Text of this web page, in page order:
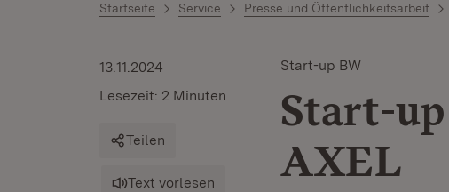
Startseite Service Presse und Öffentlichkeitsarbeit
Start-up BW
Start-
AXEL
13.11.2024
Lesezeit: 2 Minuten
Teilen
Text vorlesen